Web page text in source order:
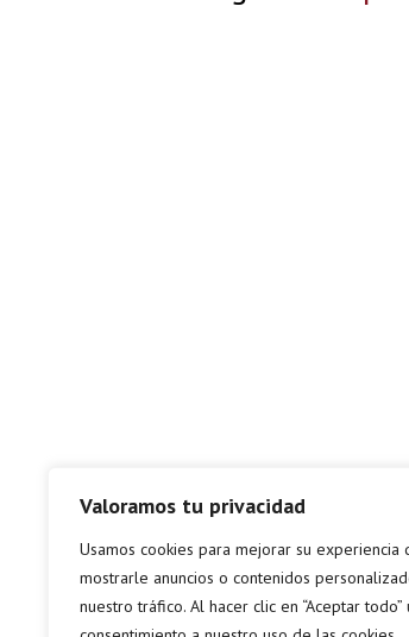
Valoramos tu privacidad
Usamos cookies para mejorar su experiencia
mostrarle anuncios o contenidos
nuestro tráfico. Al hacer clic en “Aceptar todo”